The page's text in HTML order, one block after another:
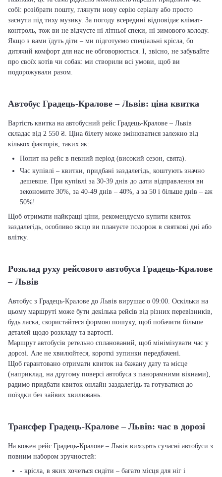
собі: розібрати пошту, глянути нову серію серіалу або просто
заснути під тиху музику. За погоду всередині відповідає клімат-
контроль, тож ви не відчуєте ні літньої спеки, ні зимового холоду.
Якщо з вами їдуть діти – ми підготуємо спеціальні крісла, бо
дитячий комфорт для нас не обговорюється. І, звісно, не забувайте
про своїх котів чи собак: ми створили всі умови, щоб ви
подорожували разом.
Автобус Градець-Кралове – Львів: ціна квитка
Вартість квитка на автобусний рейс Градець-Кралове – Львів
складає від 2 550 ₴. Ціна білету може змінюватися залежно від
кількох факторів, таких як:
Попит на рейс в певний період (високий сезон, свята).
Час купівлі – квитки, придбані заздалегідь, коштують значно
дешевше. При купівлі за 30-39 днів до дати відправлення ви
зекономите 30%, за 40-49 днів – 40%, а за 50 і більше днів – аж
50%!
Щоб отримати найкращі ціни, рекомендуємо купити квиток
заздалегідь, особливо якщо ви плануєте подорож в святкові дні або
влітку.
Розклад руху рейсового автобуса Градець-Кралове
– Львів
Автобус з Градець-Кралове до Львів вирушає о 09:00. Оскільки на
цьому маршруті може бути декілька рейсів від різних перевізників,
будь ласка, скористайтеся формою пошуку, щоб побачити більше
деталей щодо розкладу та вартості.
Маршрут автобусів ретельно спланований, щоб мінімізувати час у
дорозі. Але не хвилюйтеся, короткі зупинки передбачені.
Щоб гарантовано отримати квиток на бажану дату та місце
(наприклад, на другому поверсі автобуса з панорамними вікнами),
радимо придбати квиток онлайн заздалегідь та готуватися до
поїздки без зайвих хвилювань.
Трансфер Градець-Кралове – Львів: час в дорозі
На кожен рейс Градець-Кралове – Львів виходять сучасні автобуси з
повним набором зручностей:
- крісла, в яких хочеться сидіти – багато місця для ніг і